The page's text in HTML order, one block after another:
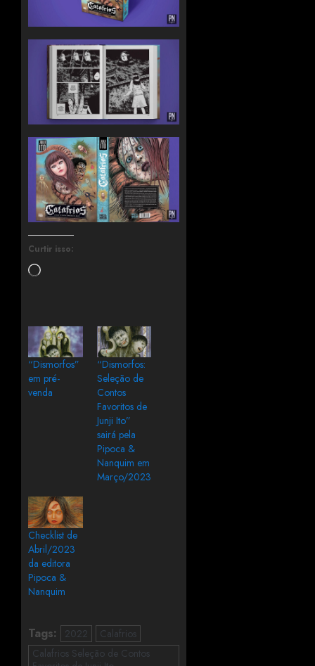
Curtir isso:
“Dismorfos”
em pré-
venda
“Dismorfos:
Seleção de
Contos
Favoritos de
Junji Ito”
sairá pela
Pipoca &
Nanquim em
Março/2023
Checklist de
Abril/2023
da editora
Pipoca &
Nanquim
Tags: 2022
Calafrios
Calafrios Seleção de Contos